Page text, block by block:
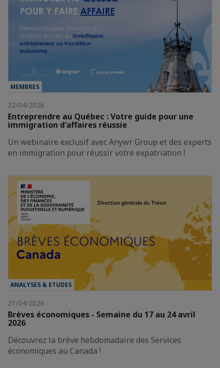
MEMBRES
22/04/2026
Entreprendre au Québec : Votre guide pour une
immigration d'affaires réussie
Un webinaire exclusif avec Anywr Group et des experts
en immigration pour réussir votre expatriation !
ANALYSES & ETUDES
21/04/2026
Brèves économiques - Semaine du 17 au 24 avril
2026
Découvrez la brève hebdomadaire des Services
économiques au Canada !